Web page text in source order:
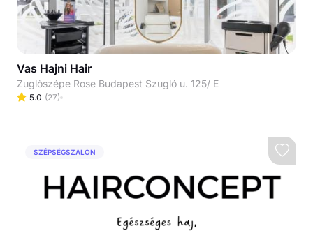
Vas Hajni Hair
Zuglòszépe Rose Budapest Szugló u. 125/ E
5.0 (27)
SZÉPSÉGSZALON